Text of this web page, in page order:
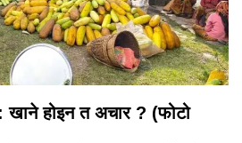
होइन त अचार ? (फोटो